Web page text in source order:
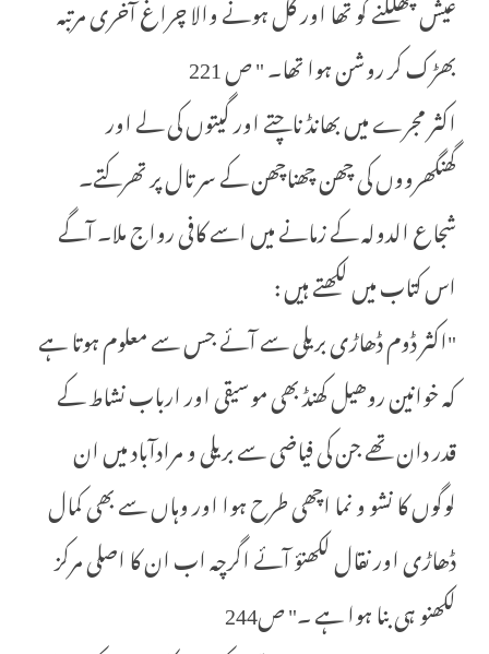
بھڑک کر روشن ہوا تھا۔ " ص 221
اکثر مجرے میں بھانڈ ناچتے اور گیتوں کی لے اور
گھنگھرووں کی چھن چھناچھن کے سر تال پر تھرکتے۔
شجاع الدولہ کے زمانے میں اسے کافی رواج ملا۔ آگے
اس کتاب میں لکھتے ہیں :
"اکثر ڈوم ڈھاڑی بریلی سے آئے جس سے معلوم ہوتا ہے
کہ خوانین روھیل کھنڈ بھی موسیقی اور ارباب نشاط کے
قدر دان تھے جن کی فیاضی سے بریلی و مرادآباد میں ان
لوگوں کا نشو و نما اچھی طرح ہوا اور وہاں سے بھی کمال
ڈھاڑی اور نقال لکھنؤ آئے اگرچہ اب ان کا اصلی مرکز
لکھنو ہی بنا ہوا ہے ۔" ص244